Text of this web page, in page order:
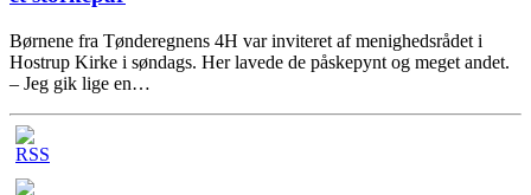
Børnene fra Tønderegnens 4H var inviteret af menighedsrådet i
Hostrup Kirke i søndags. Her lavede de påskepynt og meget andet.
– Jeg gik lige en…